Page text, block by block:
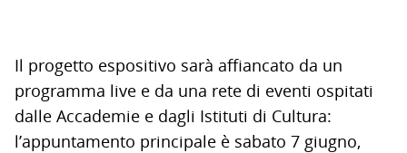
Il progetto espositivo sarà affiancato da un
programma live e da una rete di eventi ospitati
dalle Accademie e dagli Istituti di Cultura:
l’appuntamento principale è sabato 7 giugno,